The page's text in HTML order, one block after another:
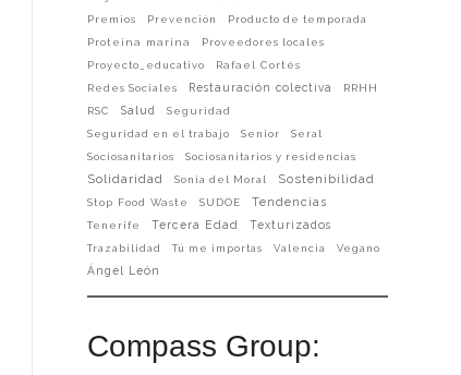
Premios
Prevención
Producto de temporada
Proteina marina
Proveedores locales
Proyecto_educativo
Rafael Cortés
Redes Sociales
Restauración colectiva
RRHH
RSC
Salud
Seguridad
Seguridad en el trabajo
Senior
Seral
Sociosanitarios
Sociosanitarios y residencias
Solidaridad Sonia del Moral Sostenibilidad
Stop Food Waste SUDOE Tendencias
Tenerife Tercera Edad Texturizados
Trazabilidad Tú me importas Valencia Vegano
Ángel León
Compass Group: